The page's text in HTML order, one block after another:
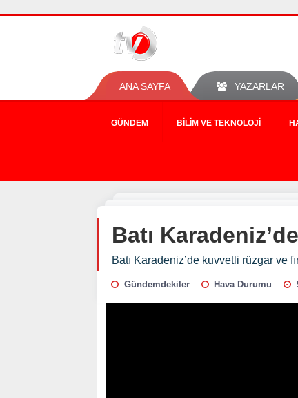
ANA SAYFA YAZARLAR
GÜNDEM BILIM VE TEKNOLOJI
Batı
Batı Karadeniz’de kuvvetli rüzgar ve
Gündemdekiler Hava Durumu